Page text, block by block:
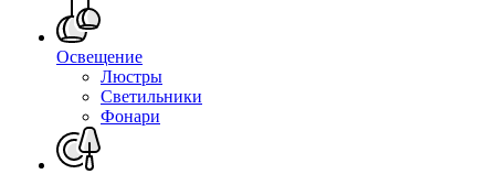
Освещение
Люстры
Светильники
Фонари